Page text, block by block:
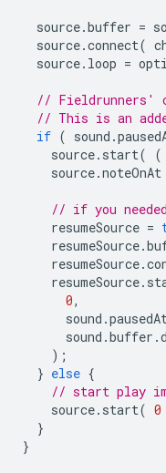
source.buffer =
source.connect(
source. loop =
// Fieldrunners'
// This is an
if ( sound .
source. start( (
source.noteOnAt
// if you
resumeSource =
resumeSource.
resumeSource.
resumeSource.
0,
sound .
sound .buffer .
);
} else {
// start play
source. start( 0
}
}